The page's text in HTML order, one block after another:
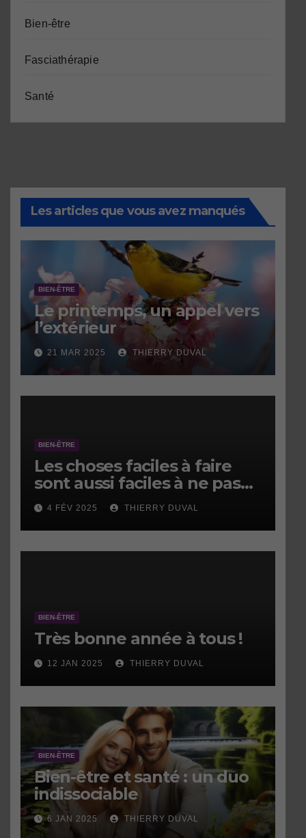
Bien-être
Fasciathérapie
Santé
Les articles que vous avez manqués
BIEN-ÊTRE
Le printemps, un appel vers
l’extérieur
21 MAR 2025 THIERRY DUVAL
BIEN-ÊTRE
Les choses faciles à faire
sont aussi faciles à ne pas
faire.
4 FÉV 2025 THIERRY DUVAL
BIEN-ÊTRE
Très bonne année à tous !
12 JAN 2025 THIERRY DUVAL
BIEN-ÊTRE
Bien-être et santé : un duo
indissociable
6 JAN 2025 THIERRY DUVAL